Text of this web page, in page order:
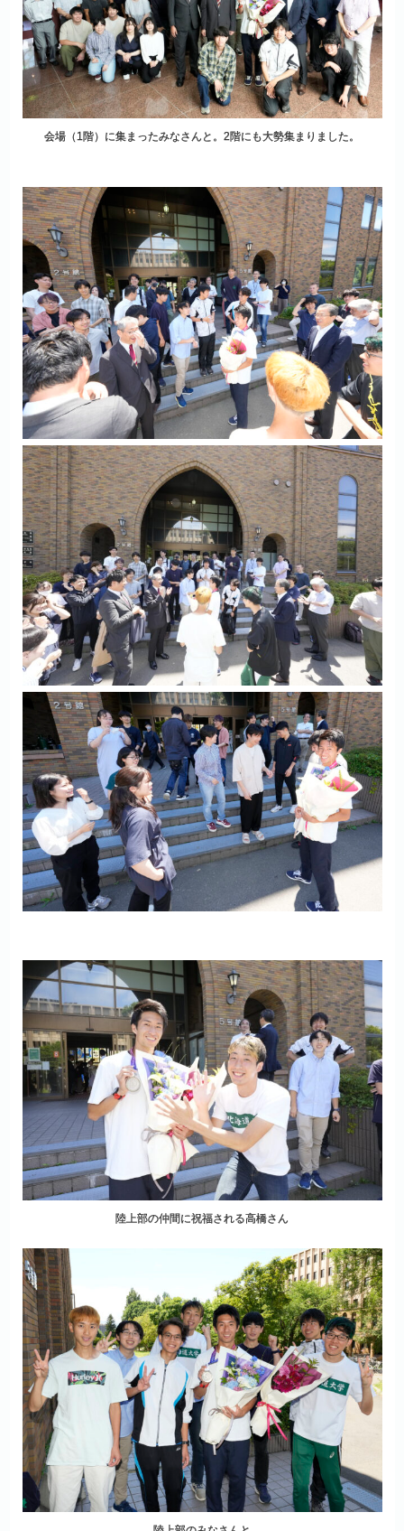
会場（1階）に集まったみなさんと。2階にも大勢集まりました。
陸上部の仲間に祝福される高橋さん